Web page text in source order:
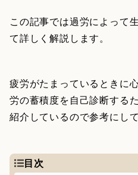
この記事では過労によって
て詳しく解説します。
疲労がたまっているときに
労の蓄積度を自己診断する
紹介しているので参考にし
目次